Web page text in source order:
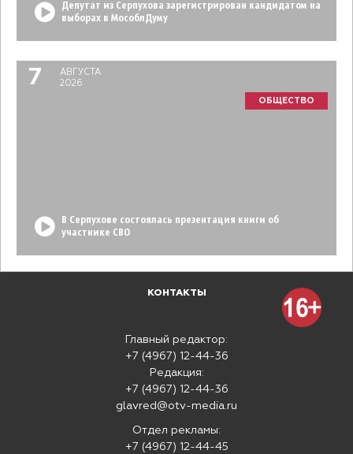
Депутат из Серпухова зарегистрирован кандидатом на
выборах в МособлДуму
7
АВГУСТА
2026
ОБЩЕСТВО
В Серпухове состоялась презентация книги об
участнике СВО
КОНТАКТЫ
Главный редактор:
+7 (4967) 12-44-36
Редакция:
+7 (4967) 12-44-36
glavred@otv-media.ru
Отдел рекламы:
+7 (4967) 12-44-45